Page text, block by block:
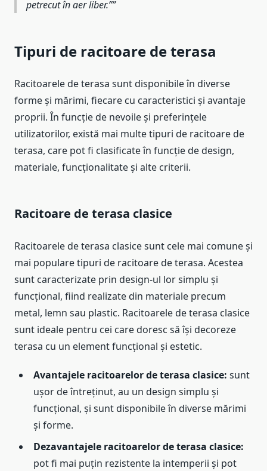
petrecut în aer liber.”
Tipuri de racitoare de terasa
Racitoarele de terasa sunt disponibile în diverse
forme și mărimi, fiecare cu caracteristici și avantaje
proprii. În funcție de nevoile și preferințele
utilizatorilor, există mai multe tipuri de racitoare de
terasa, care pot fi clasificate în funcție de design,
materiale, funcționalitate și alte criterii.
Racitoare de terasa clasice
Racitoarele de terasa clasice sunt cele mai comune și
mai populare tipuri de racitoare de terasa. Acestea
sunt caracterizate prin design-ul lor simplu și
funcțional, fiind realizate din materiale precum
metal, lemn sau plastic. Racitoarele de terasa clasice
sunt ideale pentru cei care doresc să își decoreze
terasa cu un element funcțional și estetic.
Avantajele racitoarelor de terasa clasice: sunt
ușor de întreținut, au un design simplu și
funcțional, și sunt disponibile în diverse mărimi
și forme.
Dezavantajele racitoarelor de terasa clasice:
pot fi mai puțin rezistente la intemperii și pot